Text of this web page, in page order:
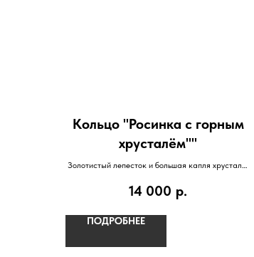
Кольцо "Росинка с горным
хрусталём""
Золотистый лепесток и большая капля хрусталя.
элегантность!
14 000 р.
ПОДРОБНЕЕ